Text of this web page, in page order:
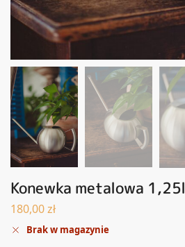
Konewka metalowa 1,25l
180,00zł
Brak w magazynie